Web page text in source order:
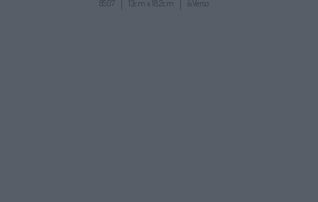
8507
13cm x 18,2cm
&Verso